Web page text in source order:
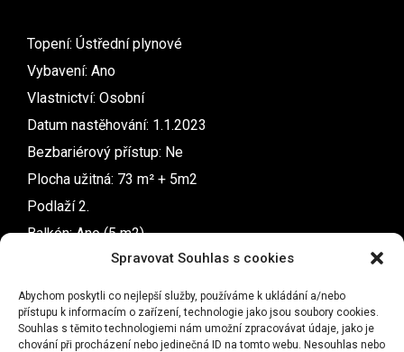
Spravovat Souhlas s cookies
Abychom poskytli co nejlepší služby, používáme k ukládání a/nebo
přístupu k informacím o zařízení, technologie jako jsou soubory cookies.
Souhlas s těmito technologiemi nám umožní zpracovávat údaje, jako je
chování při procházení nebo jedinečná ID na tomto webu. Nesouhlas nebo
Topení: Ústřední plynové
Vybavení: Ano
Vlastnictví: Osobní
Datum nastěhování: 1.1.2023
Bezbariérový přístup: Ne
Plocha užitná: 73 m² + 5m2
Podlaží 2.
Balkón: Ano (5 m2)
Možnost parkování: Ano před domem v ulici
Budova: Cihlová
Umístění objektu: Centrum obce
Stav objektu: dobrý